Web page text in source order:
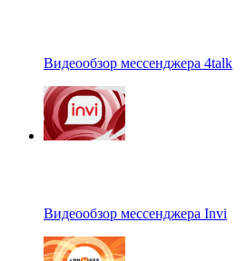
Видеообзор мессенджера 4talk
Видеообзор мессенджера Invi